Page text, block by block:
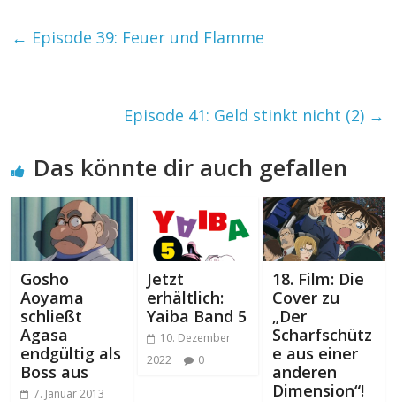
← Episode 39: Feuer und Flamme
Episode 41: Geld stinkt nicht (2) →
Das könnte dir auch gefallen
Gosho
Aoyama
schließt
Agasa
endgültig als
Boss aus
7. Januar 2013
Jetzt
erhältlich:
Yaiba Band 5
10. Dezember
2022
0
18. Film: Die
Cover zu
„Der
Scharfschütz
e aus einer
anderen
Dimension“!